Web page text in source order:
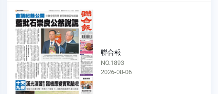
聯合報
NO.1893
2026-08-06